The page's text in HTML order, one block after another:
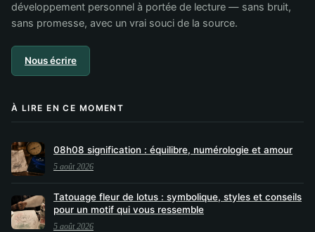
développement personnel à portée de lecture — sans bruit,
sans promesse, avec un vrai souci de la source.
Nous écrire
À LIRE EN CE MOMENT
08h08 signification : équilibre, numérologie et amour
5 août 2026
Tatouage fleur de lotus : symbolique, styles et conseils
pour un motif qui vous ressemble
5 août 2026